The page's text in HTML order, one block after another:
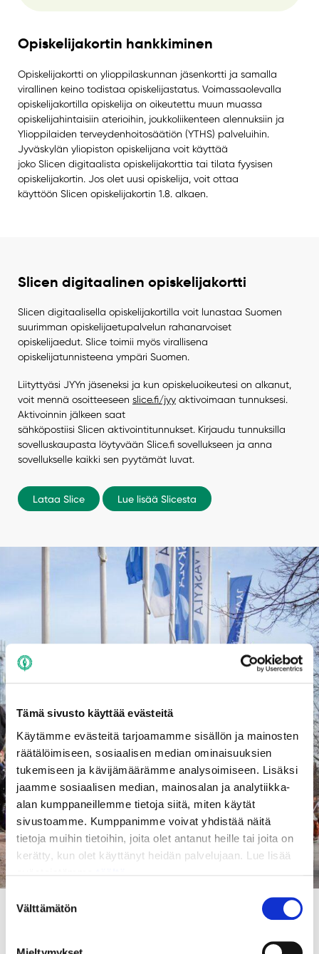
Tämä sivusto käyttää evästeitä
Käytämme evästeitä tarjoamamme sisällön ja mainosten
räätälöimiseen, sosiaalisen median ominaisuuksien
tukemiseen ja kävijämäärämme analysoimiseen. Lisäksi
jaamme sosiaalisen median, mainosalan ja analytiikka-
alan kumppaneillemme tietoja siitä, miten käytät
sivustoamme. Kumppanimme voivat yhdistää näitä
tietoja muihin tietoihin, joita olet antanut heille tai joita on
kerätty, kun olet käyttänyt heidän palvelujaan. Lue lisää
valinta
Välttämätön
Opiskelijakortin hankkiminen
Opiskelijakortti on ylioppilaskunnan jäsenkortti ja samalla
virallinen keino todistaa opiskelijastatus. Voimassaolevalla
opiskelijakortilla opiskelija on oikeutettu muun muassa
opiskelijahintaisiin aterioihin, joukkoliikenteen alennuksiin ja
Ylioppilaiden terveydenhoitosäätiön (YTHS) palveluihin.
Jyväskylän yliopiston opiskelijana voit käyttää
joko Slicen digitaalista opiskelijakorttia tai tilata fyysisen
opiskelijakortin. Jos olet uusi opiskelija, voit ottaa
käyttöön Slicen opiskelijakortin 1.8. alkaen.
Slicen digitaalinen opiskelijakortti
Slicen digitaalisella opiskelijakortilla voit lunastaa Suomen
suurimman opiskelijaetupalvelun rahanarvoiset
opiskelijaedut. Slice toimii myös virallisena
opiskelijatunnisteena ympäri Suomen.
Liityttyäsi JYYn jäseneksi ja kun opiskeluoikeutesi on alkanut,
voit mennä osoitteeseen slice.fi/jyyaktivoimaan tunnuksesi.
Aktivoinnin jälkeen saat
sähköpostiisi Slicen aktivointitunnukset. Kirjaudu tunnuksilla
sovelluskaupasta löytyvään Slice.fi sovellukseen ja anna
sovellukselle kaikki sen pyytämät luvat.
Lataa Slice Lue lisää Slicesta